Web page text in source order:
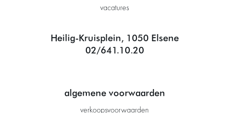
vacatures
Heilig-Kruisplein, 1050 Elsene
02/641.10.20
algemene voorwaarden
verkoopsvoorwaarden